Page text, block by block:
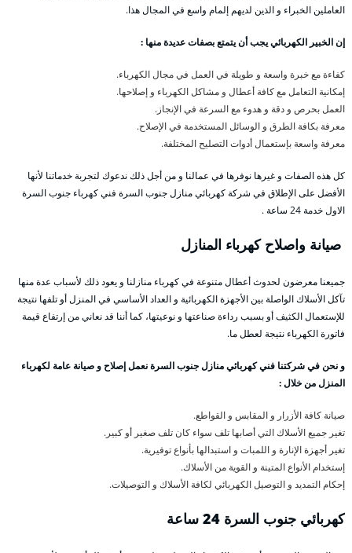
العاملين الخبراء و الذين لديهم إلمام واسع في المجال هذا.
إن الخبير الكهربائي يجب أن يتمتع بصفات عديدة منها :
كفاءة مع خبرة واسعة و طويلة في العمل في مجال الكهرباء.
إمكانية التعامل مع كافة أعطال و مشاكل الكهرباء و إصلاحها.
العمل بحرص و دقة و هدوء مع السرعة في الإنجاز.
معرفة بكافة الطرق و الوسائل المستخدمة في الإصلاح.
معرفة واسعة بإستعمال أدوات التصليح المختلفة.
كل هذه الصفات و غيرها نوفرها في عمالنا و من أجل ذلك ندعوك لتجربة خدماتنا لأنها
الأفضل على الإطلاق في شركة كهربائي منازل جنوب السرة فني كهرباء جنوب السرة
الاول خدمة 24 ساعة .
صيانة واصلاح كهرباء المنازل
جميعنا معرضون لحدوث أعطال متنوعة في كهرباء منازلنا و يعود ذلك لأسباب عدة منها
تآكل الأسلاك الواصلة بين الأجهزة الكهربائية و العداد الأساسي في المنزل أو تلفها نتيجة
للإستعمال الكثيف أو بسبب رداءة صناعتها و نوعيتها، كما أننا قد نعاني من إرتفاع قيمة
فاتورة الكهرباء نتيجة لعطل ما.
و نحن في شركتنا فني كهربائي منازل جنوب السرة نعمل إصلاح و صيانة عامة لكهرباء
المنزل من خلال :
صيانة كافة الأزرار و المقابس و القواطع.
تغير جميع الأسلاك التي أصابها تلف سواء كان تلف صغير أو كبير.
تغير أجهزة الإنارة و اللمبات و استبدالها بأنواع توفيرية.
إستخدام الأنواع المتينة و القوية من الأسلاك.
إحكام التمديد و التوصيل الكهربائي لكافة الأسلاك و التوصيلات.
كهربائي جنوب السرة 24 ساعة